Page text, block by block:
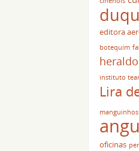
editora
botequim
instituto
Lira
manguinhos
angu
oficinas